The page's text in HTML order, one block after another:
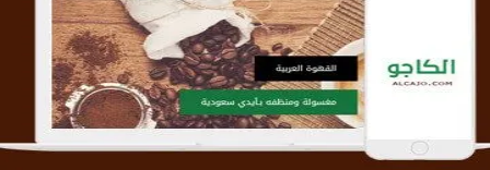
تصميم متجر الكاجو
التفاصيل